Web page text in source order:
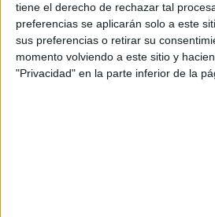
tiene el derecho de rechazar tal
preferencias se aplicarán solo a este
sus preferencias o retirar su
momento volviendo a este sitio y
"Privacidad" en la parte inferior de la